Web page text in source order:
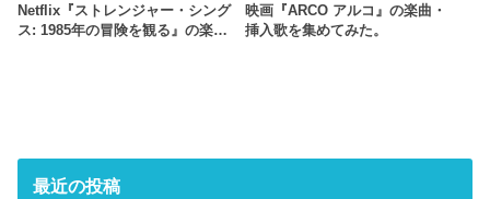
Netflix『ストレンジャー・シング
ス: 1985年の冒険 を観 る』の楽…
映画『ARCO アルコ』の楽曲・
挿入歌を集めてみた。
最近の投稿